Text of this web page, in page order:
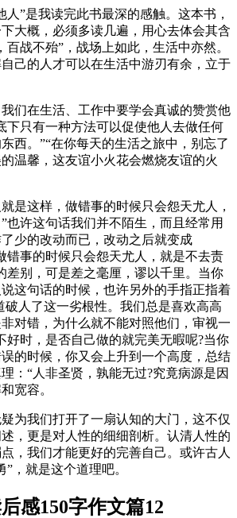
人”是我读完此书最深的感触。这本书，
大概，必须多读几遍，用心去体会其含
百战不殆”，战场上如此，生活中亦然。
己的人才可以在生活中游刃有余，立于
们在生活、工作中要学会真诚的赞赏他
下只有一种方法可以促使他人去做任何
西。”“在你每天的生活之旅中，别忘了
温馨，这友谊小火花会燃烧友谊的火
是这样，做错事的时候只会怨天尤人，
也许这句话我们并不陌生，而且经常用
少的改动而已，改动之后就变成
错事的时候只会怨天尤人，就是不去责
差别，可是差之毫厘，谬以千里。当你
这句话的时候，也许另外的手指正指着
破人了这一劣根性。我们总是喜欢高高
对错，为什么就不能对照他们，审视一
好时，是否自己做的就完美无暇呢?当你
的时候，你又会上升到一个高度，总结
：“人非圣贤，孰能无过?究竟病源是因
宽容。
为我们打开了一扇认知的大门，这不仅
，更是对人性的细细剖析。认清人性的
，我们才能更好的完善自己。或许古人
，就是这个道理吧。
感150字作文篇12